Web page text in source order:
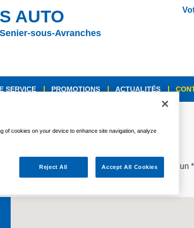
AUTO
sous-Avranches
SERVICE PROMOTIONS ACTUALITÉS
les plus brefs délais. Les champs marqués d'un
of cookies on your device to enhance site navigation, analyze
Reject All Accept All Cookies